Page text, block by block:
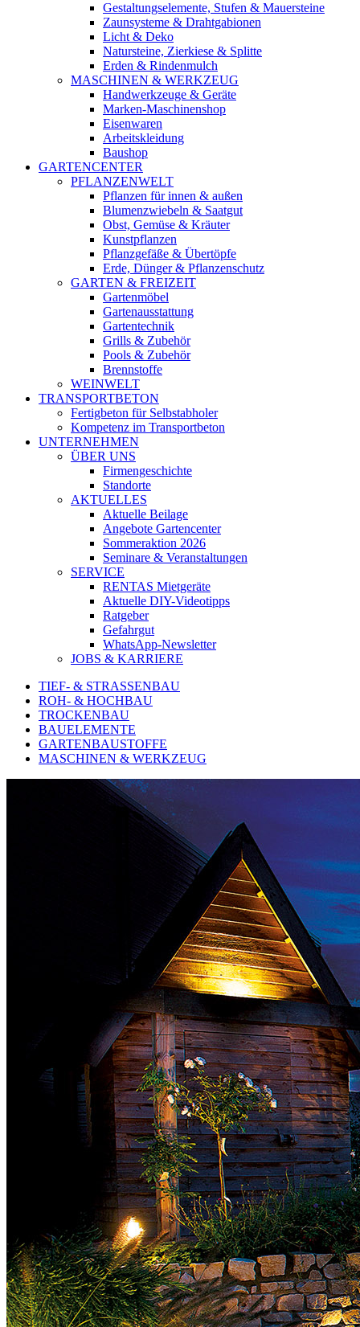
Gestaltungselemente, Stufen & Mauersteine
Zaunsysteme & Drahtgabionen
Licht & Deko
Natursteine, Zierkiese & Splitte
Erden & Rindenmulch
MASCHINEN & WERKZEUG
Handwerkzeuge & Geräte
Marken-Maschinenshop
Eisenwaren
Arbeitskleidung
Baushop
GARTENCENTER
PFLANZENWELT
Pflanzen für innen & außen
Blumenzwiebeln & Saatgut
Obst, Gemüse & Kräuter
Kunstpflanzen
Pflanzgefäße & Übertöpfe
Erde, Dünger & Pflanzenschutz
GARTEN & FREIZEIT
Gartenmöbel
Gartenausstattung
Gartentechnik
Grills & Zubehör
Pools & Zubehör
Brennstoffe
WEINWELT
TRANSPORTBETON
Fertigbeton für Selbstabholer
Kompetenz im Transportbeton
UNTERNEHMEN
ÜBER UNS
Firmengeschichte
Standorte
AKTUELLES
Aktuelle Beilage
Angebote Gartencenter
Sommeraktion 2026
Seminare & Veranstaltungen
SERVICE
RENTAS Mietgeräte
Aktuelle DIY-Videotipps
Ratgeber
Gefahrgut
WhatsApp-Newsletter
JOBS & KARRIERE
TIEF- & STRASSENBAU
ROH- & HOCHBAU
TROCKENBAU
BAUELEMENTE
GARTENBAUSTOFFE
MASCHINEN & WERKZEUG